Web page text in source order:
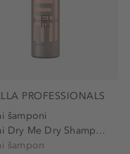
PROFESSIONALS
šamponi
Eimi Dry Me Dry Shampoo
šampon